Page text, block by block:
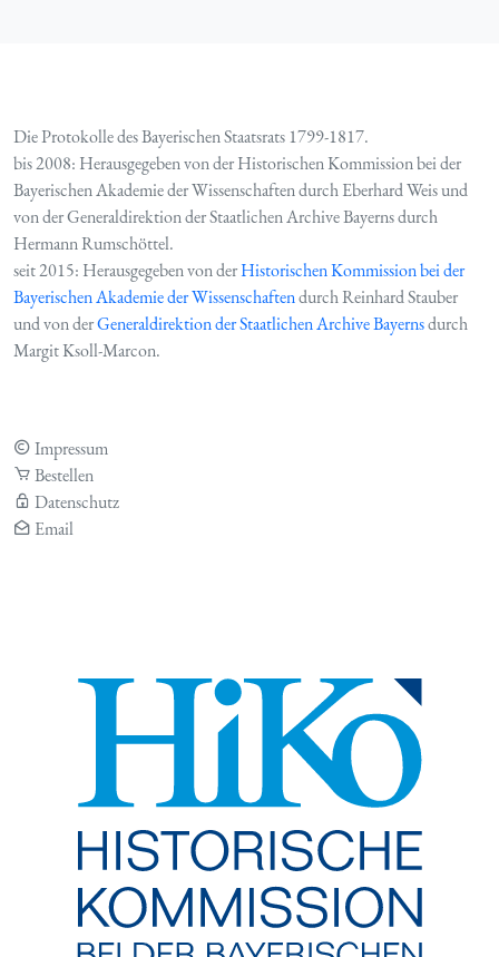
Die Protokolle des Bayerischen Staatsrats 1799-1817.
bis 2008: Herausgegeben von der Historischen Kommission bei der
Bayerischen Akademie der Wissenschaften durch Eberhard Weis und
von der Generaldirektion der Staatlichen Archive Bayerns durch
Hermann Rumschöttel.
seit 2015: Herausgegeben von derHistorischen Kommission bei der
Bayerischen Akademie der Wissenschaftendurch Reinhard Stauber
und von derGeneraldirektion der Staatlichen Archive Bayernsdurch
Margit Ksoll-Marcon.
Impressum
Bestellen
Datenschutz
Email